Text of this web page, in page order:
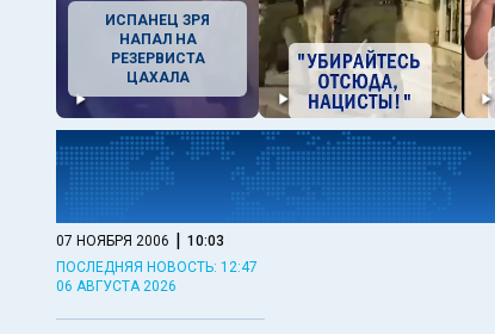
ИСПАНЕЦ ЗРЯ
НАПАЛ НА
РЕЗЕРВИСТА
ЦАХАЛА
07 НОЯБРЯ 2006 | 10:03
ПОСЛЕДНЯЯ НОВОСТЬ: 12:47
06 АВГУСТА 2026